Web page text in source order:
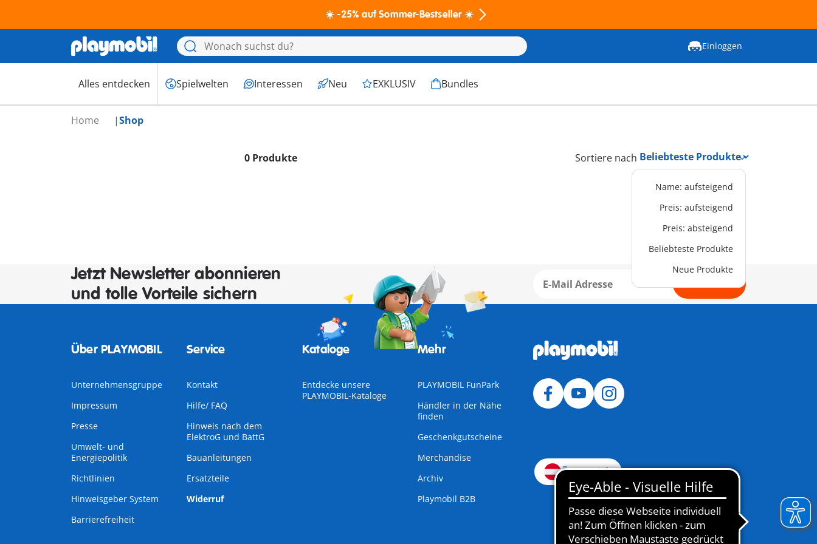
☀️ -25% auf Sommer-Bestseller ☀️
Einloggen
Alles entdecken Spielwelten Interessen Neu EXKLUSIV Bundles
Home Shop
0 Produkte Sortiere nach
Name: aufsteigend
Preis: aufsteigend
Preis: absteigend
Beliebteste Produkte
Neue Produkte
Jetzt Newsletter abonnieren
und tolle Vorteile sichern
Anmelden
Über PLAYMOBIL
Unternehmensgruppe
Impressum
Presse
Umwelt- und
Energiepolitik
Richtlinien
Hinweisgeber System
Barrierefreiheit
Service
Kontakt
Hilfe/ FAQ
Hinweis nach dem
ElektroG und BattG
Bauanleitungen
Ersatzteile
Widerruf
Kataloge
Entdecke unsere
PLAYMOBIL-Kataloge
Mehr
PLAYMOBIL FunPark
Händler in der Nähe
finden
Geschenkgutscheine
Merchandise
Archiv
Playmobil B2B
Österreich